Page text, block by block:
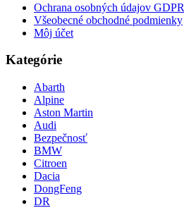
Ochrana osobných údajov GDPR
Všeobecné obchodné podmienky
Môj účet
Kategórie
Abarth
Alpine
Aston Martin
Audi
Bezpečnosť
BMW
Citroen
Dacia
DongFeng
DR